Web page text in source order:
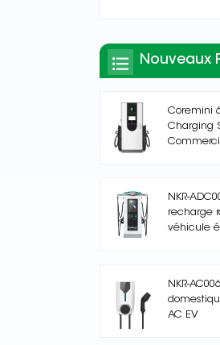
Nouveaux
Coremini
Charging
NKR-
recharge
véhicule
NKR-
AC EV